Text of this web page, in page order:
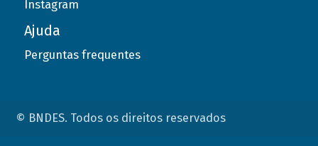
Instagram
Ajuda
Perguntas frequentes
© BNDES. Todos os direitos reservados